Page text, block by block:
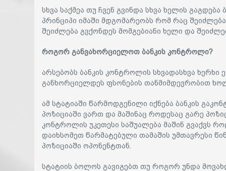
სხვა საქმეა თუ ჩვენ გვინდა სხვა ხელის
პრინციპი იმაში მდგომარეობს რომ რაც
შეიძლება გვქონდეს მომგებიანი ხელი და
როგორ განვახორციელოთ ბანკის კონტროლი?
არსებობს ბანკის კონტროლის სხვადასხვა
განხორციელდეს ფსონების თანმიმდევრობით
ამ სტატიაში წარმოდგენილი იქნება ბანკის
პოზიციაში ვართ და მაშინაც როდესაც გარე
კონტროლის უკეთესი საშუალება მაშინ გვაქვს
დაიხსომეთ წარმატებული თამაშის უმთავრესი
პოზიციაში ოპონენტთან.
სტატიის ბოლოს გავიგებთ თუ როგორ უნდა